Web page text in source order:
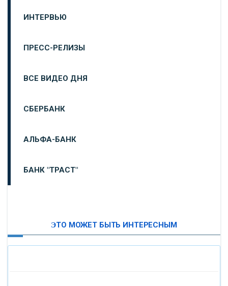
ИНТЕРВЬЮ
ПРЕСС-РЕЛИЗЫ
ВСЕ ВИДЕО ДНЯ
СБЕРБАНК
АЛЬФА-БАНК
БАНК "ТРАСТ"
ЭТО МОЖЕТ БЫТЬ ИНТЕРЕСНЫМ